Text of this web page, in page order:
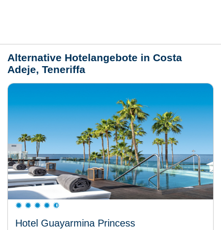
Alternative Hotelangebote in Costa
Adeje, Teneriffa
Hotel Guayarmina Princess